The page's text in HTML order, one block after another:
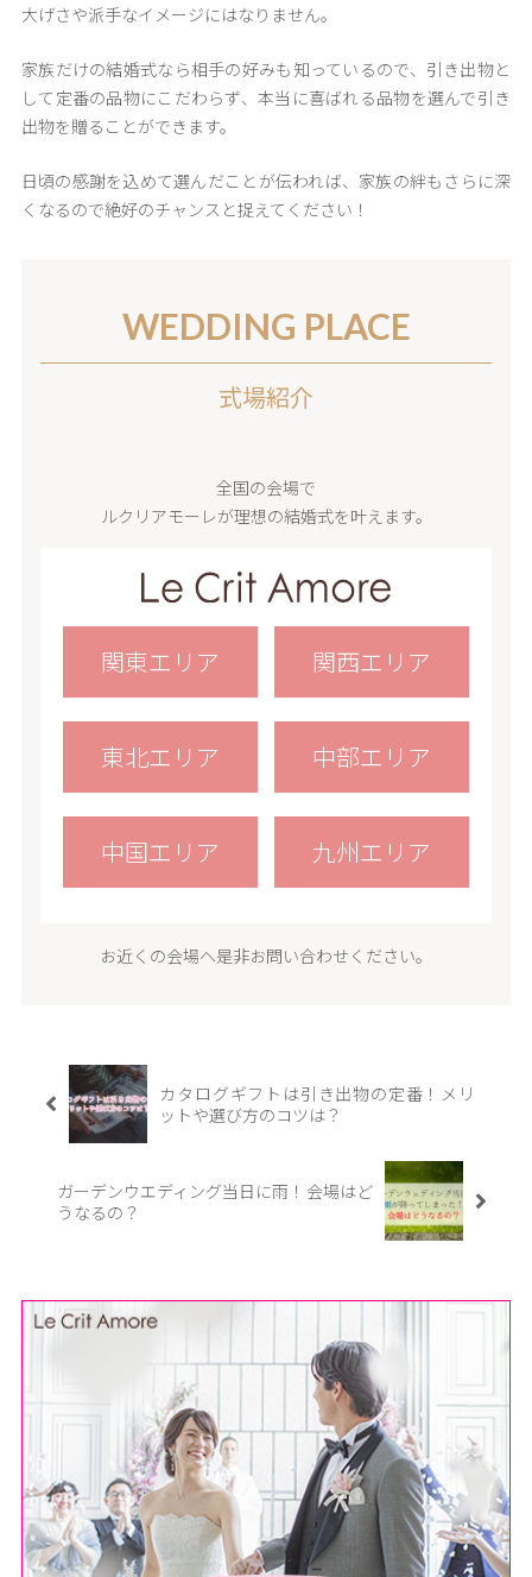
大げさや派手なイメージにはなりません。
家族だけの結婚式なら相手の好みも知っているので、引き出物と
して定番の品物にこだわらず、本当に喜ばれる品物を選んで引き
出物を贈ることができます。
日頃の感謝を込めて選んだことが伝われば、家族の絆もさらに深
くなるので絶好のチャンスと捉えてください！
WEDDING PLACE
式場紹介
全国の会場で
ルクリアモーレが理想の結婚式を叶えます。
関東エリア 関西エリア
東北エリア 中部エリア
中国エリア 九州エリア
お近くの会場へ是非お問い合わせください。
カタログギフトは引き出物の定番！メリ
ットや選び方のコツは？
ガーデンウエディング当日に雨！会場はど
うなるの？